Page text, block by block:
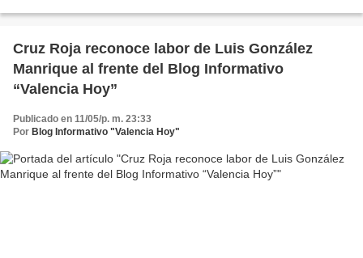
Cruz Roja reconoce labor de Luis González
Manrique al frente del Blog Informativo
“Valencia Hoy”
Publicado en 11/05/p. m. 23:33
Por Blog Informativo "Valencia Hoy"